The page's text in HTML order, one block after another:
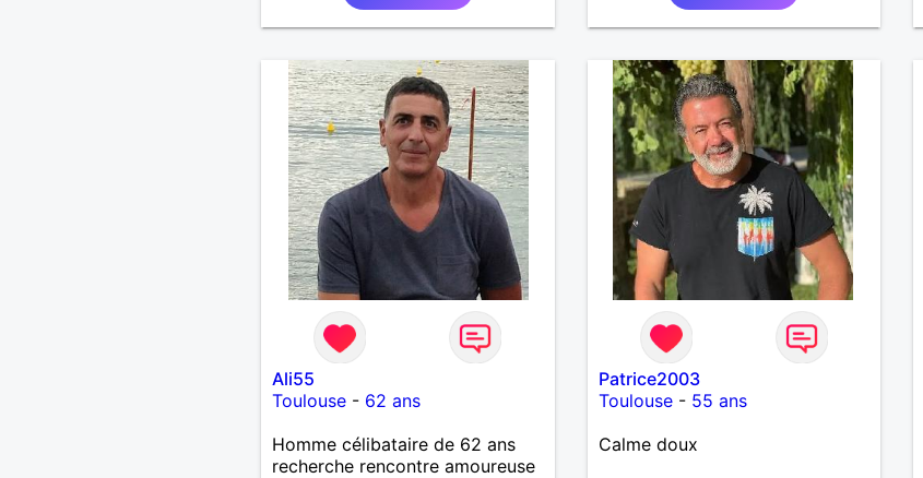
Ali55
Toulouse- 62 ans
Homme célibataire de 62 ans
recherche rencontre amoureuse
Patrice2003
Toulouse- 55 ans
Calme doux